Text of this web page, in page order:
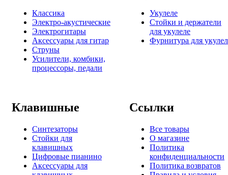
Классика
Электро-акустические
Электрогитары
Аксессуары для гитар
Струны
Усилители, комбики,
процессоры, педали
Укулеле
Стойки и держатели
для укулеле
Фурнитура для
Клавишные
Синтезаторы
Стойки для
клавишных
Цифровые пианино
Аксессуары для
Ссылки
Все товары
О магазине
Политика
конфиденциальности
Политика возвратов